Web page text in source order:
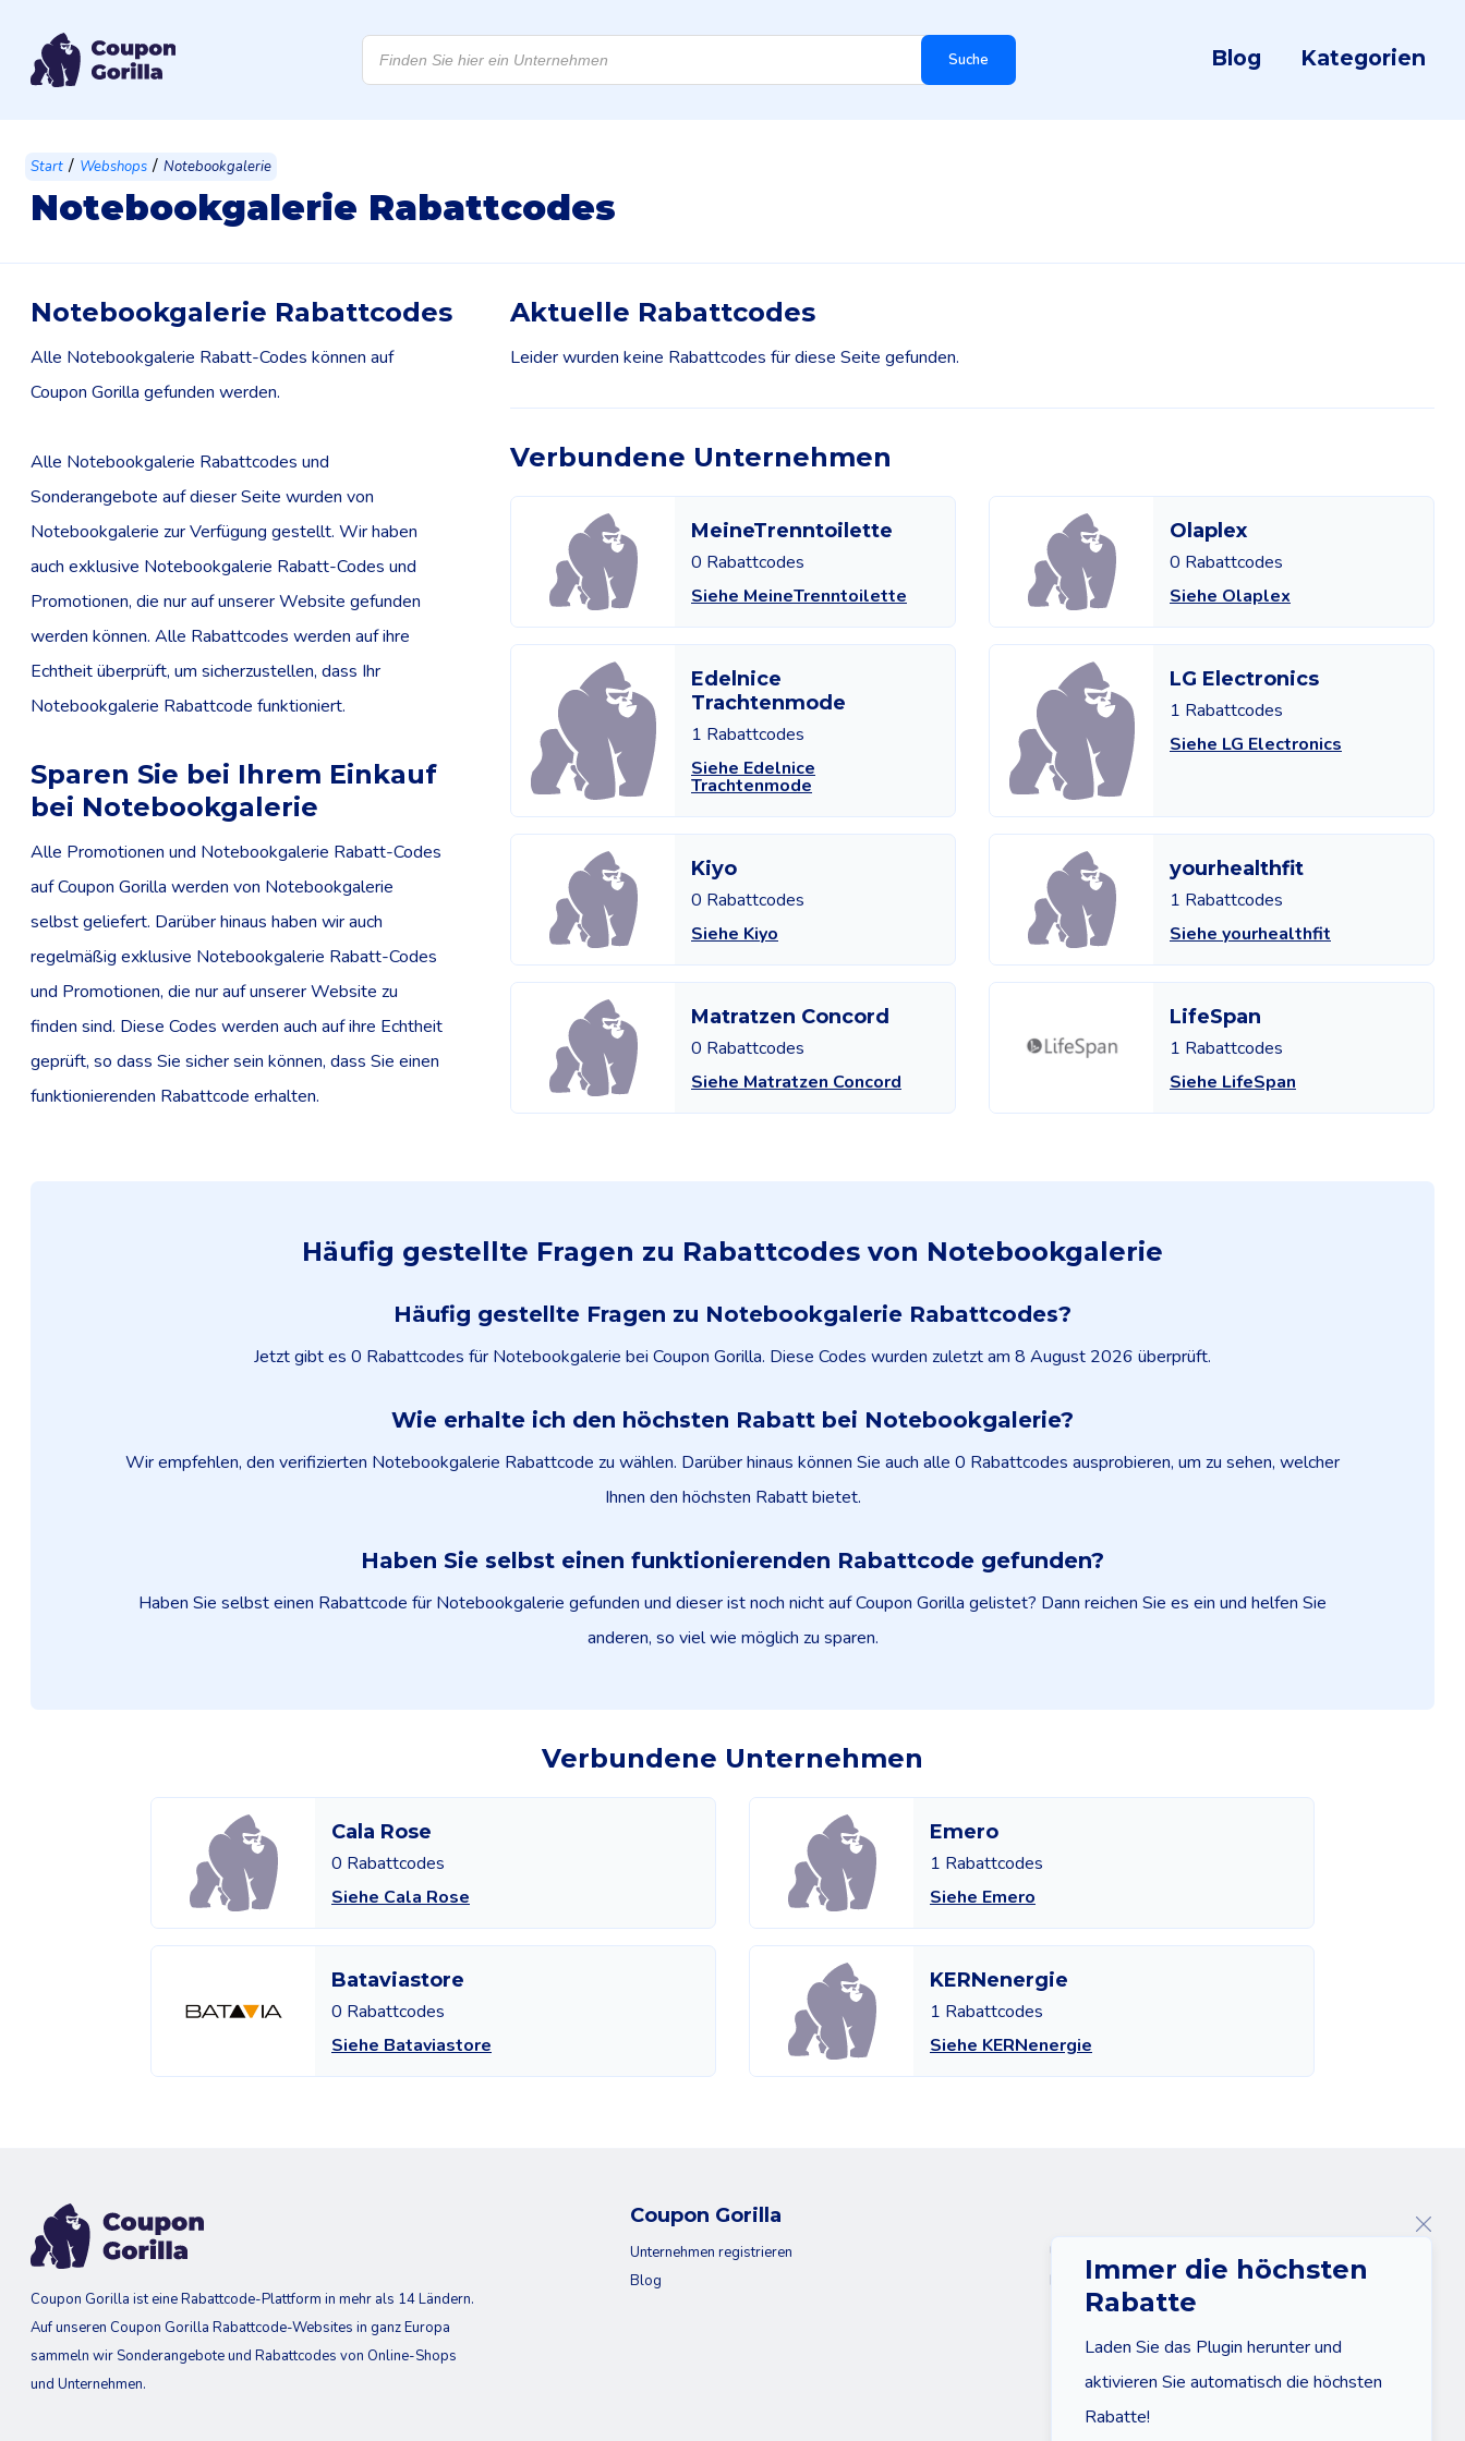
Products
search Suche Blog Kategorien
Start / Webshops / Notebookgalerie
Notebookgalerie Rabattcodes
Notebookgalerie Rabattcodes
Alle Notebookgalerie Rabatt-Codes können auf
Coupon Gorilla gefunden werden.
Alle Notebookgalerie Rabattcodes und
Sonderangebote auf dieser Seite wurden von
Notebookgalerie zur Verfügung gestellt. Wir haben
auch exklusive Notebookgalerie Rabatt-Codes und
Promotionen, die nur auf unserer Website gefunden
werden können. Alle Rabattcodes werden auf ihre
Echtheit überprüft, um sicherzustellen, dass Ihr
Notebookgalerie Rabattcode funktioniert.
Sparen Sie bei Ihrem Einkauf
bei Notebookgalerie
Alle Promotionen und Notebookgalerie Rabatt-Codes
auf Coupon Gorilla werden von Notebookgalerie
selbst geliefert. Darüber hinaus haben wir auch
regelmäßig exklusive Notebookgalerie Rabatt-Codes
und Promotionen, die nur auf unserer Website zu
finden sind. Diese Codes werden auch auf ihre Echtheit
geprüft, so dass Sie sicher sein können, dass Sie einen
funktionierenden Rabattcode erhalten.
Aktuelle Rabattcodes
Leider wurden keine Rabattcodes für diese Seite gefunden.
Verbundene Unternehmen
MeineTrenntoilette
0 Rabattcodes
Siehe MeineTrenntoilette
Olaplex
0 Rabattcodes
Siehe Olaplex
Edelnice
Trachtenmode
1 Rabattcodes
Siehe Edelnice
Trachtenmode
LG Electronics
1 Rabattcodes
Siehe LG Electronics
Kiyo
0 Rabattcodes
Siehe Kiyo
yourhealthfit
1 Rabattcodes
Siehe yourhealthfit
Matratzen Concord
0 Rabattcodes
Siehe Matratzen Concord
LifeSpan
1 Rabattcodes
Siehe LifeSpan
Häufig gestellte Fragen zu Rabattcodes von Notebookgalerie
Häufig gestellte Fragen zu Notebookgalerie Rabattcodes?
Jetzt gibt es 0 Rabattcodes für Notebookgalerie bei Coupon Gorilla. Diese Codes wurden zuletzt am 8 August 2026 überprüft.
Wie erhalte ich den höchsten Rabatt bei Notebookgalerie?
Wir empfehlen, den verifizierten Notebookgalerie Rabattcode zu wählen. Darüber hinaus können Sie auch alle 0 Rabattcodes ausprobieren, um zu sehen, welcher
Ihnen den höchsten Rabatt bietet.
Haben Sie selbst einen funktionierenden Rabattcode gefunden?
Haben Sie selbst einen Rabattcode für Notebookgalerie gefunden und dieser ist noch nicht auf Coupon Gorilla gelistet? Dann reichen Sie es ein und helfen Sie
anderen, so viel wie möglich zu sparen.
Verbundene Unternehmen
Cala Rose
0 Rabattcodes
Siehe Cala Rose
Emero
1 Rabattcodes
Siehe Emero
Bataviastore
0 Rabattcodes
Siehe Bataviastore
KERNenergie
1 Rabattcodes
Siehe KERNenergie
Immer die höchsten
Rabatte
Laden Sie das Plugin herunter und
aktivieren Sie automatisch die höchsten
Rabatte!
Coupon Gorilla ist eine Rabattcode-Plattform in mehr als 14 Ländern.
Auf unseren Coupon Gorilla Rabattcode-Websites in ganz Europa
sammeln wir Sonderangebote und Rabattcodes von Online-Shops
und Unternehmen.
Coupon Gorilla
Unternehmen registrieren
Blog
Über uns
Kontakt